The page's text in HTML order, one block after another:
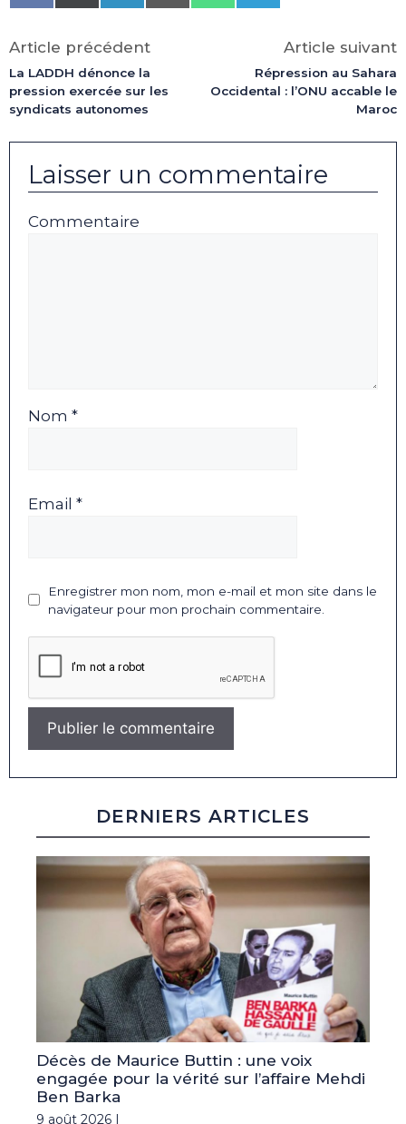
on
on
(Twitter)
on
on
on
on
Article précédent
La LADDH dénonce la
pression exercée sur les
syndicats autonomes
Article suivant
Répression au Sahara
Occidental : l’ONU accable le
Maroc
Laisser un commentaire
Commentaire
Nom *
Email *
Enregistrer mon nom, mon e-mail et mon site dans le
navigateur pour mon prochain commentaire.
DERNIERS ARTICLES
Décès de Maurice Buttin : une voix
engagée pour la vérité sur l’affaire Mehdi
Ben Barka
9 août 2026 |